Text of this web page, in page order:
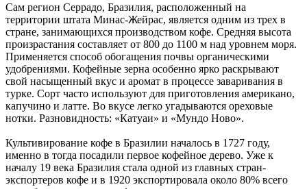
Сам регион Серрадо, Бразилия, расположенный на
территории штата Минас-Жейрас, является одним из трех в
стране, занимающихся производством кофе. Средняя высота
произрастания составляет от 800 до 1100 м над уровнем моря.
Применяется способ обогащения почвы органическими
удобрениями. Кофейные зерна особенно ярко раскрывают
свой насыщенный вкус и аромат в процессе заваривания в
турке. Сорт часто используют для приготовления американо,
капучино и латте. Во вкусе легко угадываются ореховые
нотки. Разновидность: «Катуаи» и «Мундо Ново».
Культивирование кофе в Бразилии началось в 1727 году,
именно в тогда посадили первое кофейное дерево. Уже к
началу 19 века Бразилия стала одной из главных стран-
экспортеров кофе и в 1920 экспортировала около 80% всего